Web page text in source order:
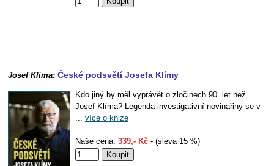
Josef Klíma: České podsvětí Josefa Klímy
Kdo jiný by měl vyprávět o zločinech 90. let než
Josef Klíma? Legenda investigativní novinařiny se v
... více o knize
Naše cena: 339,- Kč - (sleva 15 %)